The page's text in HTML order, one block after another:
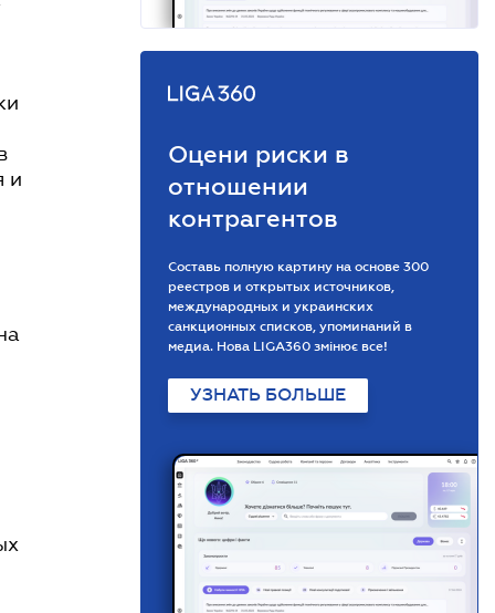
и
Оцени риски в
отношении
контрагентов
Составь полную картину на основе 300
реестров и открытых источников,
международных и украинских
санкционных списков, упоминаний в
медиа. Нова LIGA360 змінює все!
УЗНАТЬ БОЛЬШЕ